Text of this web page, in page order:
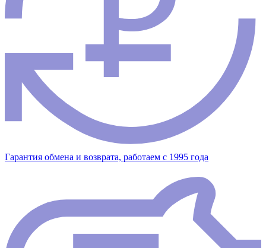
Гарантия обмена и возврата, работаем с 1995 года